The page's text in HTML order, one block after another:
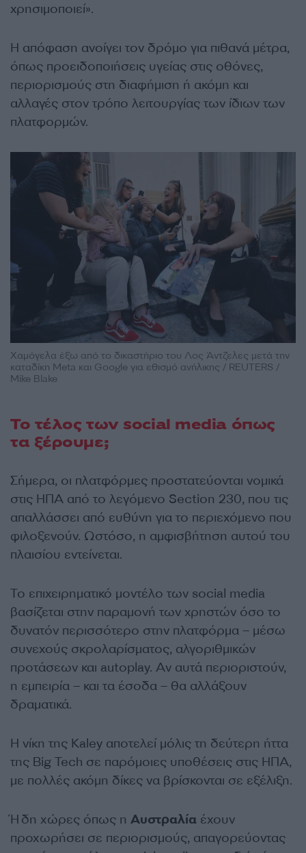
χρησιμοποιεί».
Η απόφαση ανοίγει τον δρόμο για πιθανά μέτρα,
όπως προειδοποιήσεις υγείας στις οθόνες,
περιορισμούς στη διαφήμιση ή ακόμη και
αλλαγές στον τρόπο λειτουργίας των ίδιων των
πλατφορμών.
Χαμόγελα έξω από το δικαστήριο του Λος Άντζελες μετά την
καταδίκη Meta και Google για εθισμό ανήλικης / REUTERS /
Mike Blake
Το τέλος των social media όπως
τα ξέρουμε;
Σήμερα, οι πλατφόρμες προστατεύονται νομικά
στις ΗΠΑ από το λεγόμενο Section 230, που τις
απαλλάσσει από ευθύνη για το περιεχόμενο που
φιλοξενούν. Ωστόσο, η αμφισβήτηση αυτού του
πλαισίου εντείνεται.
Το επιχειρηματικό μοντέλο των social media
βασίζεται στην παραμονή των χρηστών όσο το
δυνατόν περισσότερο στην πλατφόρμα – μέσω
συνεχούς σκρολαρίσματος, αλγοριθμικών
προτάσεων και autoplay. Αν αυτά περιοριστούν,
η εμπειρία – και τα έσοδα – θα αλλάξουν
δραματικά.
Η νίκη της Kaley αποτελεί μόλις τη δεύτερη ήττα
της Big Tech σε παρόμοιες υποθέσεις στις ΗΠΑ,
με πολλές ακόμη δίκες να βρίσκονται σε εξέλιξη.
Ήδη χώρες όπως η Αυστραλία έχουν
προχωρήσει σε περιορισμούς, απαγορεύοντας